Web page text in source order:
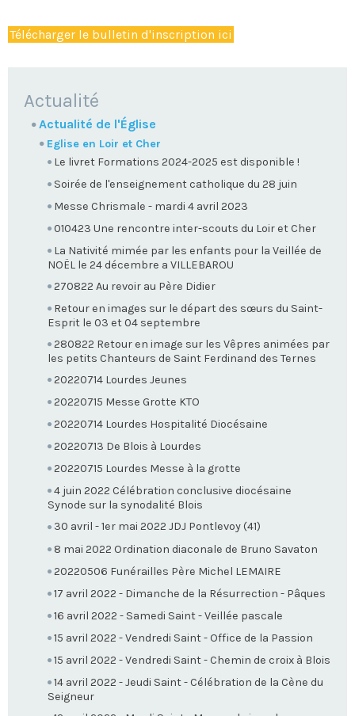
Télécharger le bulletin d'inscription ici
NAVIGATION
Actualité
Actualité de l'Église
Eglise en Loir et Cher
Le livret Formations 2024-2025 est disponible !
Soirée de l'enseignement catholique du 28 juin
Messe Chrismale - mardi 4 avril 2023
010423 Une rencontre inter-scouts du Loir et Cher
La Nativité mimée par les enfants pour la Veillée de
NOËL le 24 décembre a VILLEBAROU
270822 Au revoir au Père Didier
Retour en images sur le départ des sœurs du Saint-
Esprit le 03 et 04 septembre
280822 Retour en image sur les Vêpres animées par
les petits Chanteurs de Saint Ferdinand des Ternes
20220714 Lourdes Jeunes
20220715 Messe Grotte KTO
20220714 Lourdes Hospitalité Diocésaine
20220713 De Blois à Lourdes
20220715 Lourdes Messe à la grotte
4 juin 2022 Célébration conclusive diocésaine
Synode sur la synodalité Blois
30 avril - 1er mai 2022 JDJ Pontlevoy (41)
8 mai 2022 Ordination diaconale de Bruno Savaton
20220506 Funérailles Père Michel LEMAIRE
17 avril 2022 - Dimanche de la Résurrection - Pâques
16 avril 2022 - Samedi Saint - Veillée pascale
15 avril 2022 - Vendredi Saint - Office de la Passion
15 avril 2022 - Vendredi Saint - Chemin de croix à Blois
14 avril 2022 - Jeudi Saint - Célébration de la Cène du
Seigneur